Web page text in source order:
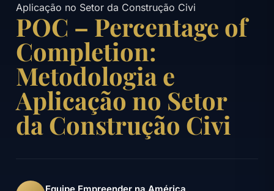
Aplicação no Setor da Construção Civi
POC – Percentage of
Completion:
Metodologia e
Aplicação no Setor
da Construção Civi